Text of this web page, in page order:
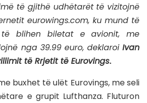
të gjithë udhëtarët të vizitojnë
eurowings.com, ku mund të
të blihen biletat e avionit, me
nga 39.99 euro, deklaroi Ivan
të Rrjetit të Eurovings.
buxhet të ulët Eurovings, me seli
e grupit Lufthanza. Fluturon